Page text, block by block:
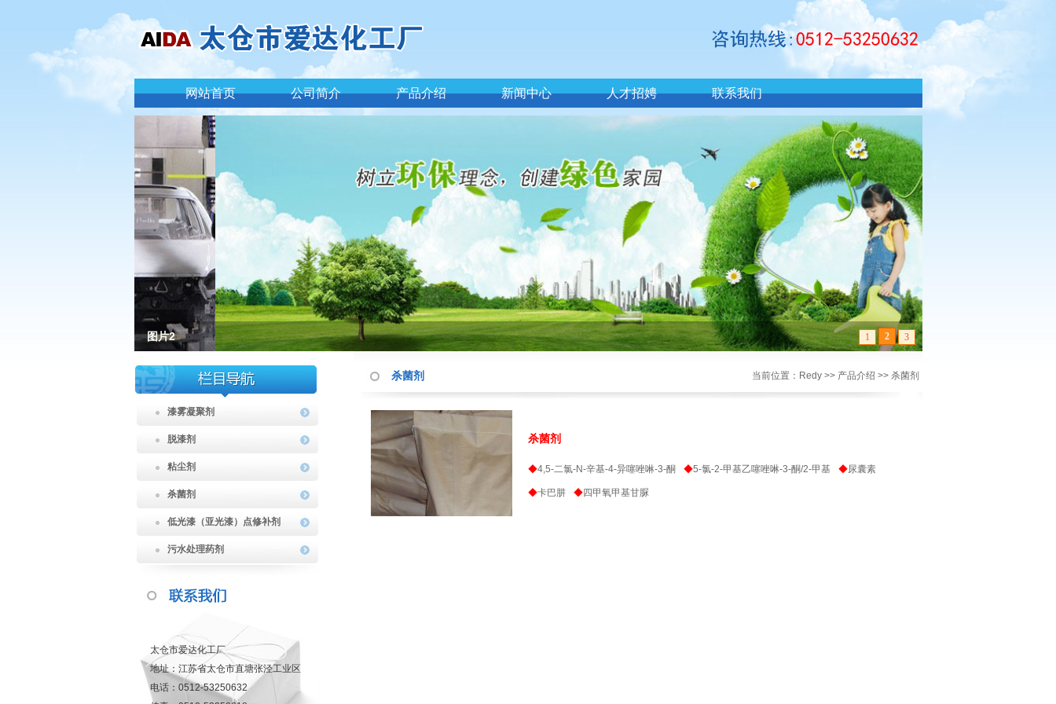
网站首页 公司简介 产品介绍 新闻中心 人才招娉 联系我们
图片2 1 2 3
漆雾凝聚剂
脱漆剂
粘尘剂
杀菌剂
低光漆（亚光漆）点修补剂
污水处理药剂
太仓市爱达化工厂
地址：江苏省太仓市直塘张泾工业区
电话：0512-53250632
杀菌剂 当前位置： Redy >> 产品介绍 >> 杀菌剂
杀菌剂
◆4,5-二氯-N-辛基-4-异噻唑啉-3-酮 ◆5-氯-2-甲基乙噻唑啉-3-酮/2-甲基 ◆尿囊素
◆卡巴肼 ◆四甲氧甲基甘脲